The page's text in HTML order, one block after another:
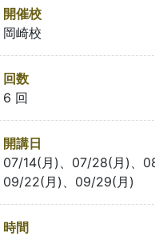
開催校
岡崎校
回数
6 回
開講日
07/14(月)、07/28(月)、
09/22(月)、09/29(月)
時間